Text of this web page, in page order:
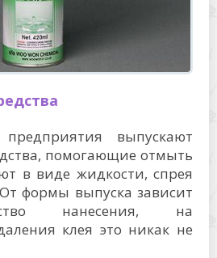
выпускают
помогающие отмыть
в виде жидкости, спрея
формы выпуска зависит
нанесения, на
клея это никак не